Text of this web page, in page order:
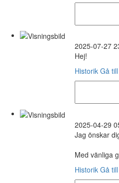
2025-07-27
Hej!
Historik Gå till
2025-04-29
Jag önskar
Med vänliga
Historik Gå till